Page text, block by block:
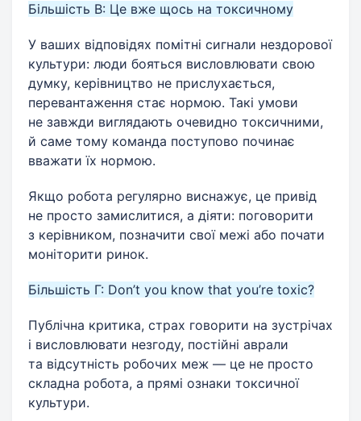
Більшість В: Це вже щось на токсичному
У ваших відповідях помітні сигнали нездорової
культури: люди бояться висловлювати свою
думку, керівництво не прислухається,
перевантаження стає нормою. Такі умови
не завжди виглядають очевидно токсичними,
й саме тому команда поступово починає
вважати їх нормою.
Якщо робота регулярно виснажує, це привід
не просто замислитися, а діяти: поговорити
з керівником, позначити свої межі або почати
моніторити ринок.
Більшість Г: Don’t you know that you’re toxic?
Публічна критика, страх говорити на зустрічах
і висловлювати незгоду, постійні аврали
та відсутність робочих меж — це не просто
складна робота, а прямі ознаки токсичної
культури.